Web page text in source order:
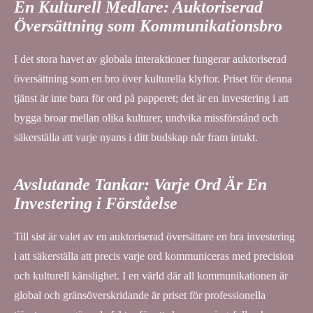
En Kulturell Medlare: Auktoriserad
Översättning som Kommunikationsbro
I det stora havet av globala interaktioner fungerar auktoriserad
översättning som en bro över kulturella klyftor. Priset för denna
tjänst är inte bara för ord på papperet; det är en investering i att
bygga broar mellan olika kulturer, undvika missförstånd och
säkerställa att varje nyans i ditt budskap når fram intakt.
Avslutande Tankar: Varje Ord Är En
Investering i Förståelse
Till sist är valet av en auktoriserad översättare en bra investering
i att säkerställa att precis varje ord kommuniceras med precision
och kulturell känslighet. I en värld där all kommunikationen är
global och gränsöverskridande är priset för professionella